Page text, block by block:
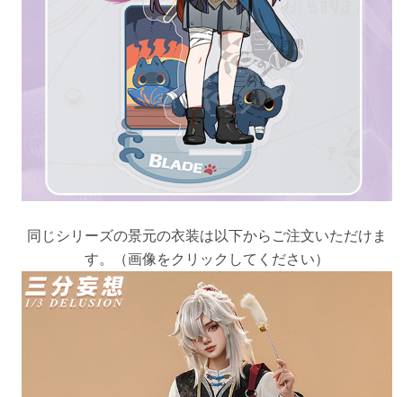
同じシリーズの景元の衣装は以下からご注文いただけま
す。（画像をクリックしてください）